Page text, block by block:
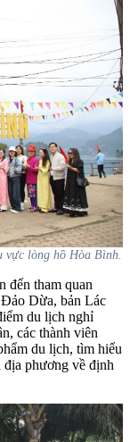
vực lòng hồ Hòa Bình.
đến tham quan
Dừa, bản Lác
du lịch nghỉ
các thành viên
du lịch, tìm hiểu
phương về định